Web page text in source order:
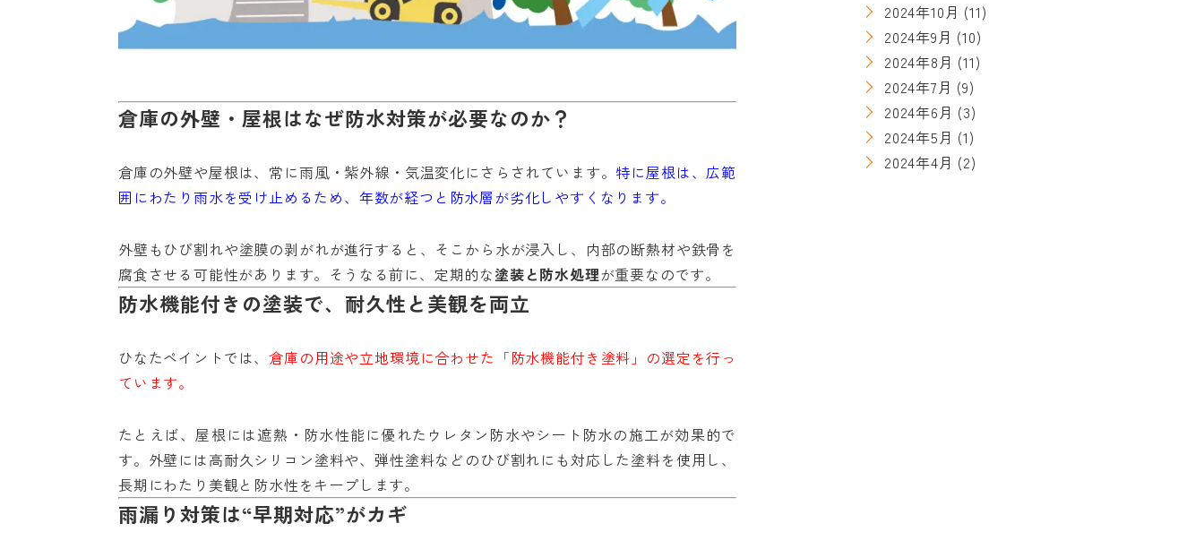
倉庫の外壁・屋根はなぜ防水対策が必要なのか？
倉庫の外壁や屋根は、常に雨風・紫外線・気温変化にさらされています。 特に屋根は、広範
囲にわたり雨水を受け止めるため、年数が経つと防水層が劣化しやすくなります。
外壁もひび割れや塗膜の剥がれが進行すると、そこから水が浸入し、内部の断熱材や鉄骨を
腐食させる可能性があります。そうなる前に、定期的な塗装と防水処理が重要なのです。
防水機能付きの塗装で、耐久性と美観を両立
ひなたペイントでは、倉庫の用途や立地環境に合わせた「防水機能付き塗料」の選定を行っ
ています。
たとえば、屋根には遮熱・防水性能に優れたウレタン防水やシート防水の施工が効果的で
す。外壁には高耐久シリコン塗料や、弾性塗料などのひび割れにも対応した塗料を使用し、
長期にわたり美観と防水性をキープします。
雨漏り対策は“早期対応”がカギ
2024年10月 (11)
2024年9月 (10)
2024年8月 (11)
2024年7月 (9)
2024年6月 (3)
2024年5月 (1)
2024年4月 (2)